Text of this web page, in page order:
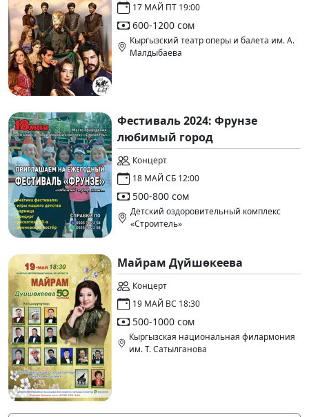
17 МАЙ ПТ 19:00
600-1200 сом
Кыргызский театр оперы и балета им. А.
Малдыбаева
Фестиваль 2024: Фрунзе
любимый город
Концерт
18 МАЙ СБ 12:00
500-800 сом
Детский оздоровительный комплекс
«Строитель»
Майрам Дүйшөкеева
Концерт
19 МАЙ ВС 18:30
500-1000 сом
Кыргызская национальная филармония
им. Т. Сатылганова